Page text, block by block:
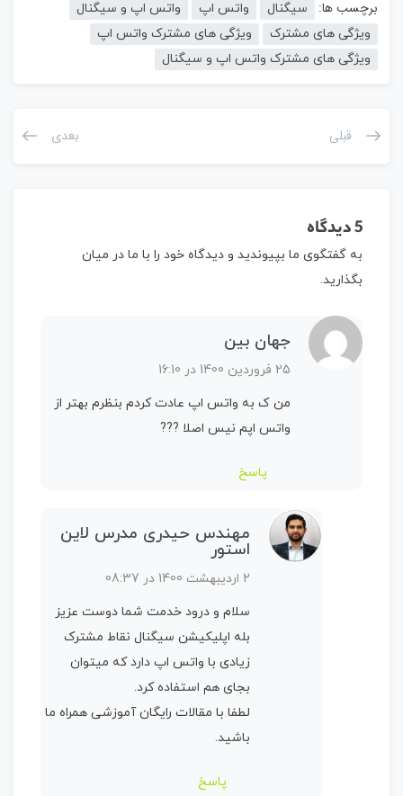
برچسب ها: سیگنال واتس اپ
واتس اپ و سیگنال
ویژگی های مشترک
ویژگی های مشترک واتس اپ
ویژگی های مشترک واتس اپ و سیگنال
قبلی بعدی
5 دیدگاه
به گفتگوی ما بپیوندید و دیدگاه خود را با ما در میان
بگذارید.
جهان بین
25 فروردین 1400 در 16:10
من ک به واتس اپ عادت کردم بنظرم بهتر از
واتس اپم نیس اصلا ???
پاسخ
مهندس حیدری مدرس لاین
استور
2 اردیبهشت 1400 در 08:37
سلام و درود خدمت شما دوست عزیز
بله اپلیکیشن سیگنال نقاط مشترک
زیادی با واتس اپ دارد که میتوان
بجای هم استفاده کرد.
لطفا با مقالات رایگان آموزشی همراه ما
باشید.
پاسخ